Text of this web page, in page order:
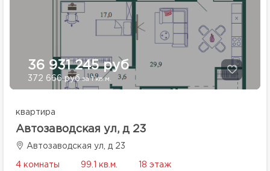
36 931 245 руб
372 666 рубза 1 кв.м.
квартира
Автозаводская ул, д 23
Автозаводская ул, д 23
4 комнаты 99.1 кв.м. 18 этаж